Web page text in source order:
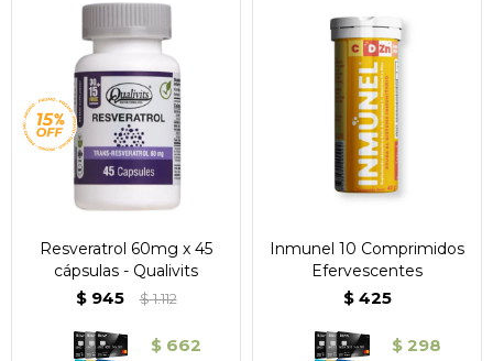
Resveratrol 60mg x 45
cápsulas - Qualivits
$ 945 $1.112
$ 662
Inmunel 10 Comprimidos
Efervescentes
$ 425
$ 298